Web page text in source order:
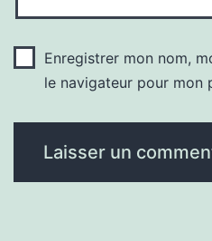
Enregistrer mon nom,
le navigateur pour mon